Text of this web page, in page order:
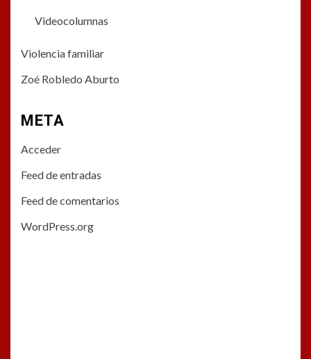
Videocolumnas
Violencia familiar
Zoé Robledo Aburto
META
Acceder
Feed de entradas
Feed de comentarios
WordPress.org